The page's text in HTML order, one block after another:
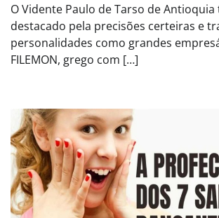
O Vidente Paulo de Tarso de Antioquia
destacado pela precisões certeiras e
personalidades como grandes
FILEMON, grego com […]